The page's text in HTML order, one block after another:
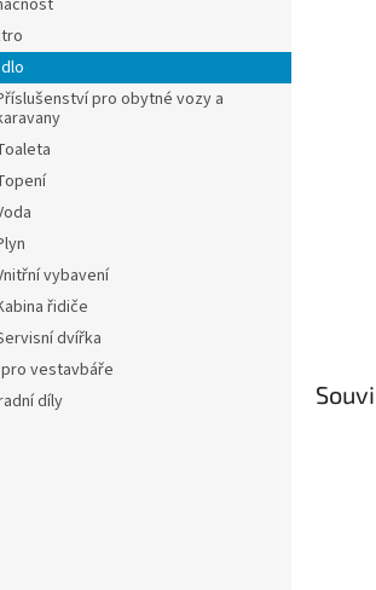
pro obytné vozy a
vybavení
řidiče
dvířka
vestavbáře
díly